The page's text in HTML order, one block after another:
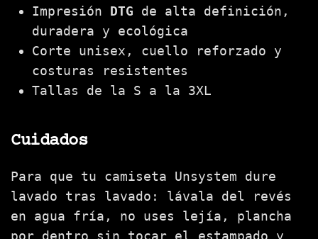
Impresión DTG de alta definición,
duradera y ecológica
Corte unisex, cuello reforzado y
costuras resistentes
Tallas de la S a la 3XL
Cuidados
Para que tu camiseta Unsystem dure
lavado tras lavado: lávala del revés
en agua fría, no uses lejía, plancha
por dentro sin tocar el estampado y